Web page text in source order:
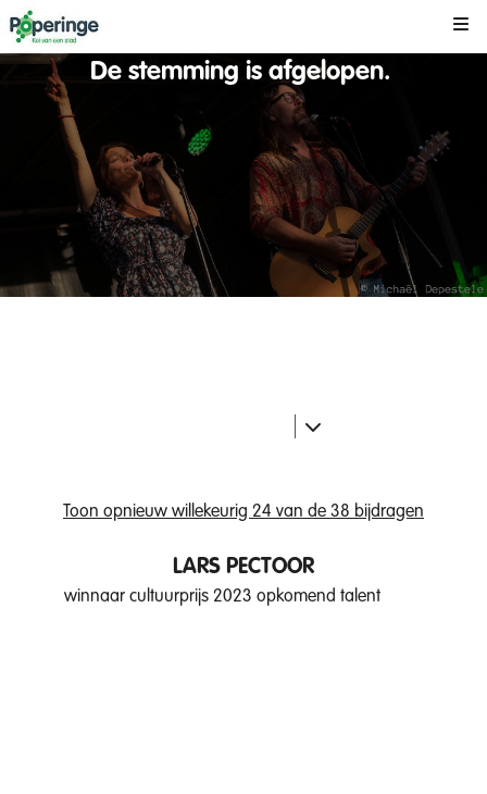
De stemming is afgelopen.
Toon opnieuw willekeurig 24 van de 38 bijdragen
LARS PECTOOR
winnaar cultuurprijs 2023 opkomend talent